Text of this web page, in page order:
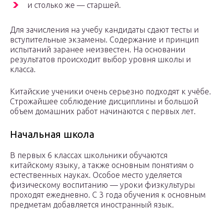
и столько же — старшей.
Для зачисления на учебу кандидаты сдают тесты и
вступительные экзамены. Содержание и принцип
испытаний заранее неизвестен. На основании
результатов происходит выбор уровня школы и
класса.
Китайские ученики очень серьезно подходят к учёбе.
Строжайшее соблюдение дисциплины и большой
объем домашних работ начинаются с первых лет.
Начальная школа
В первых 6 классах школьники обучаются
китайскому языку, а также основным понятиям о
естественных науках. Особое место уделяется
физическому воспитанию — уроки физкультуры
проходят ежедневно. С 3 года обучения к основным
предметам добавляется иностранный язык.